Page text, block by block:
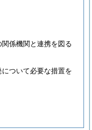
係機関と連携を図る
ついて必要な措置を